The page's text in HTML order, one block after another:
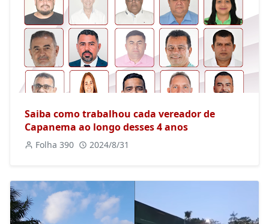
Saiba como trabalhou cada vereador de
Capanema ao longo desses 4 anos
Folha 390 2024/8/31